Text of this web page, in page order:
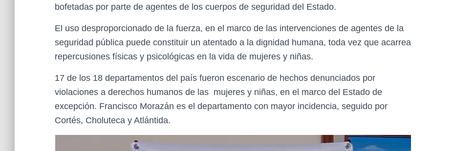
bofetadas por parte de agentes de los cuerpos de seguridad del Estado.
El uso desproporcionado de la fuerza, en el marco de las intervenciones de agentes de la
seguridad pública puede constituir un atentado a la dignidad humana, toda vez que acarrea
repercusiones físicas y psicológicas en la vida de mujeres y niñas.
17 de los 18 departamentos del país fueron escenario de hechos denunciados por
violaciones a derechos humanos de las mujeres y niñas, en el marco del Estado de
excepción. Francisco Morazán es el departamento con mayor incidencia, seguido por
Cortés, Choluteca y Atlántida.